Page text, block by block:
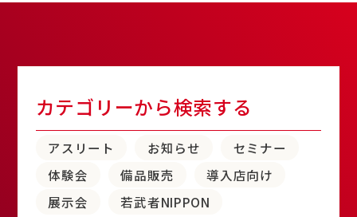
カテゴリーから検索する
アスリート お知らせ
セミナー
体験会
備品販売
導入店向け
展示会
若武者NIPPON